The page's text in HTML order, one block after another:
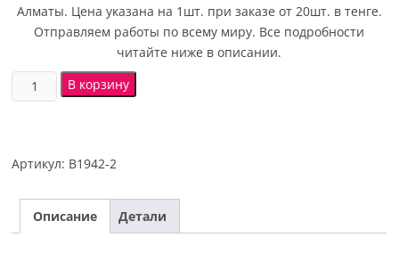
Алматы. Цена указана на 1шт. при заказе от 20шт. в тенге.
Отправляем работы по всему миру. Все подробности
читайте ниже в описании.
В корзину
Артикул: B1942-2
Описание Детали